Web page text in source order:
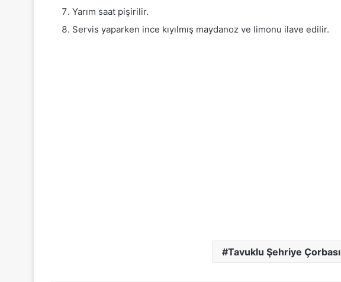
Yarım saat pişirilir.
Servis yaparken ince kıyılmış maydanoz ve limonu ilave edilir.
Tavuklu Şehriye Çorbası